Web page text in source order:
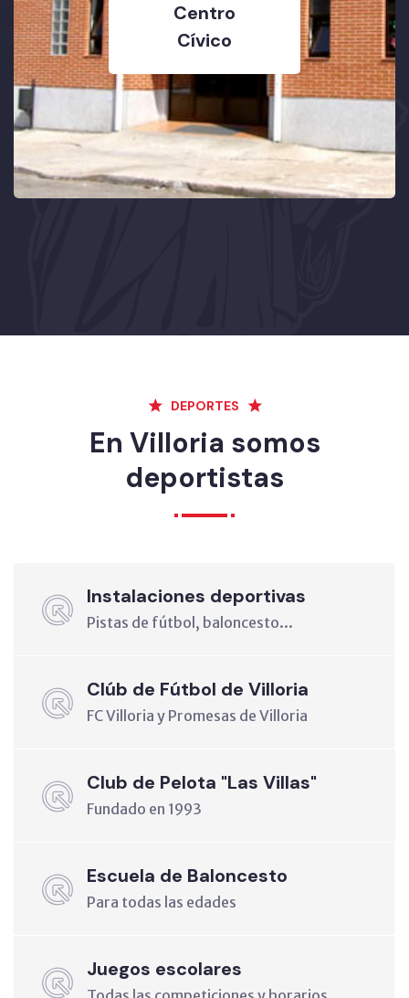
Centro
Cívico
DEPORTES
En Villoria somos
deportistas
Instalaciones deportivas
Pistas de fútbol, baloncesto...
Clúb de Fútbol de Villoria
FC Villoria y Promesas de Villoria
Club de Pelota "Las Villas"
Fundado en 1993
Escuela de Baloncesto
Para todas las edades
Juegos escolares